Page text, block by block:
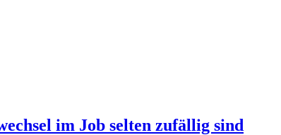
im Job selten zufällig sind